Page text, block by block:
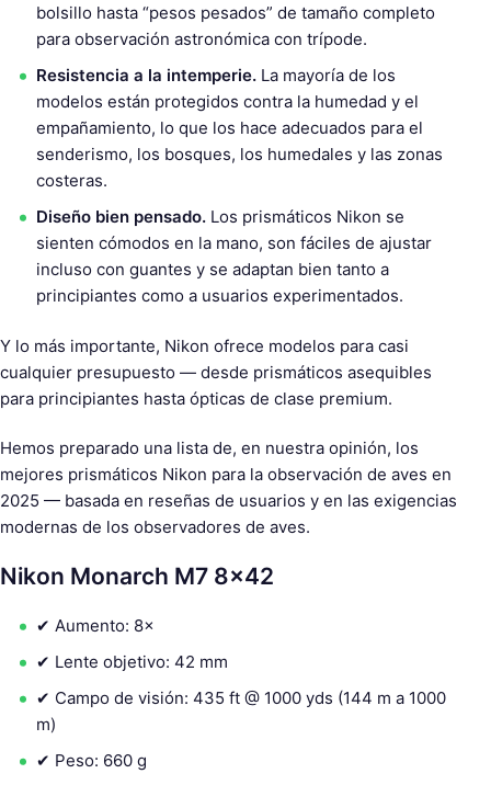
bolsillo hasta “pesos pesados” de tamaño completo
para observación astronómica con trípode.
Resistencia a la intemperie. La mayoría de los
modelos están protegidos contra la humedad y el
empañamiento, lo que los hace adecuados para el
senderismo, los bosques, los humedales y las zonas
costeras.
Diseño bien pensado. Los prismáticos Nikon se
sienten cómodos en la mano, son fáciles de ajustar
incluso con guantes y se adaptan bien tanto a
principiantes como a usuarios experimentados.
Y lo más importante, Nikon ofrece modelos para casi
cualquier presupuesto — desde prismáticos asequibles
para principiantes hasta ópticas de clase premium.
Hemos preparado una lista de, en nuestra opinión, los
mejores prismáticos Nikon para la observación de aves en
2025 — basada en reseñas de usuarios y en las exigencias
modernas de los observadores de aves.
Nikon Monarch M7 8×42
✔ Aumento: 8×
✔ Lente objetivo: 42 mm
✔ Campo de visión: 435 ft @ 1000 yds (144 m a 1000
m)
✔ Peso: 660 g